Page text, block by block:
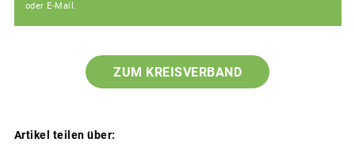
oder E-Mail.
ZUM KREISVERBAND
Artikel teilen über: